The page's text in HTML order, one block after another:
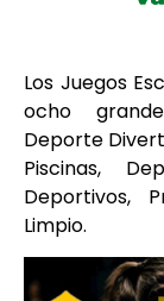
Los Juegos
ocho
Deporte
Piscinas,
Deportivos,
Limpio.